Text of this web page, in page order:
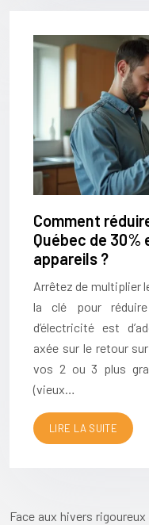
Comment
Québec de
appareils ?
Arrêtez de multiplier
la clé pour
d’électricité est
axée sur le retour
vos 2 ou 3 plus
(vieux…
LIRE LA SUITE
Face aux hivers